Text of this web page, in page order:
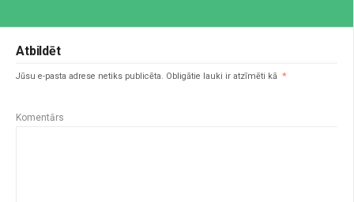
Atbildēt
Jūsu e-pasta adrese netiks publicēta. Obligātie lauki ir atzīmēti kā *
Komentārs